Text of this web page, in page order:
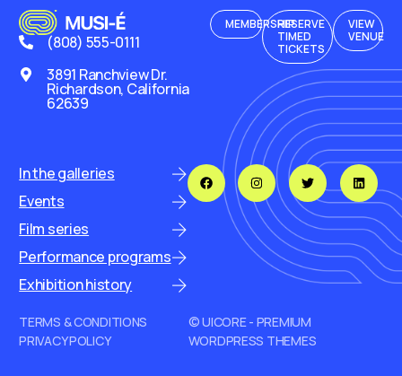
(808) 555-0111
3891 Ranchview Dr.
Richardson, California
62639
MEMBERSHIPRESERVE
TIMED
TICKETS
VIEW
VENUE
In the galleries
Events
Film series
Performance programs
Exhibition history
TERMS & CONDITIONS
PRIVACY POLICY
© UICORE - PREMIUM
WORDPRESS THEMES